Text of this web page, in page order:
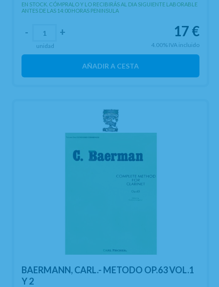
EN STOCK. CÓMPRALO Y LO RECIBIRÁS AL DIA SIGUIENTE LABORABLE
ANTES DE LAS 14:00 HORAS PENINSULA
17 €
4.00% IVA incluido
- +
unidad
AÑADIR A CESTA
BAERMANN, CARL.- METODO OP.63 VOL.1
Y 2